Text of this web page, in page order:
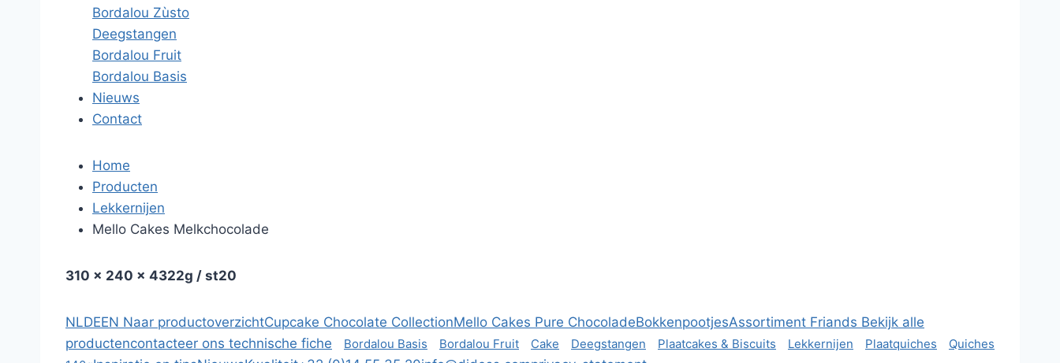
Bordalou Zùsto
Deegstangen
Bordalou Fruit
Bordalou Basis
Nieuws
Contact
Home
Producten
Lekkernijen
Mello Cakes Melkchocolade
310 x 240 x 4322g / st20
NLDEEN Naar productoverzichtCupcake Chocolate CollectionMello Cakes Pure ChocoladeBokkenpootjesAssortiment Friands Bekijk alle
productencontacteer ons technische fiche Bordalou Basis Bordalou Fruit Cake Deegstangen Plaatcakes & Biscuits Lekkernijen Plaatquiches
Quiches